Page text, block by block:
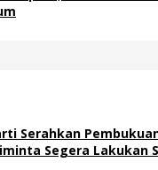
Serahkan
Segera Lakukan